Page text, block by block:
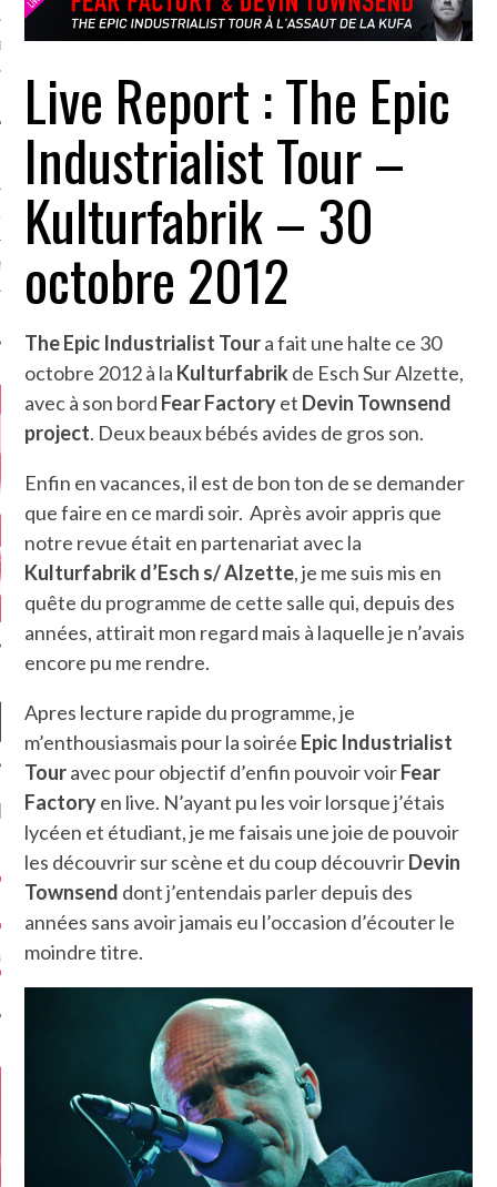
CRITIQUES
7.6
REV...
– HEL...
Live Report : The Epic
Industrialist Tour –
Kulturfabrik – 30
octobre 2012
The Epic Industrialist Toura fait une halte ce 30
octobre 2012 à la Kulturfabrikde Esch Sur Alzette,
avec à son bord Fear Factoryet Devin Townsend
project. Deux beaux bébés avides de gros son.
Enfin en vacances, il est de bon ton de se demander
que faire en ce mardi soir. Après avoir appris que
notre revue était en partenariat avec la
Kulturfabrik d’Esch s/ Alzette, je me suis mis en
quête du programme de cette salle qui, depuis des
années, attirait mon regard mais à laquelle je n’avais
encore pu me rendre.
Apres lecture rapide du programme, je
m’enthousiasmais pour la soirée Epic Industrialist
Touravec pour objectif d’enfin pouvoir voirFear
Factoryen live. N’ayant pu les voir lorsque j’étais
lycéen et étudiant, je me faisais une joie de pouvoir
les découvrir sur scène et du coup découvrirDevin
Townsend dont j’entendais parler depuis des
années sans avoir jamais eu l’occasion d’écouter le
moindre titre.